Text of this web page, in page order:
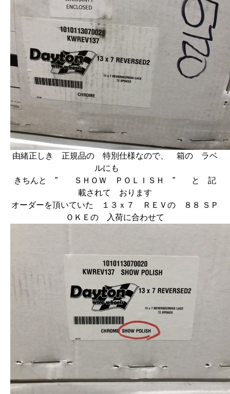
由緒正しき 正規品の 特別仕様なので、 箱の ラベ
ルにも
きちんと ” ＳＨＯＷ ＰＯＬＩＳＨ ” と 記
載されて おります
オーダーを頂いていた １３ｘ７ ＲＥＶの ８８ ＳＰ
ＯＫＥの 入荷に合わせて